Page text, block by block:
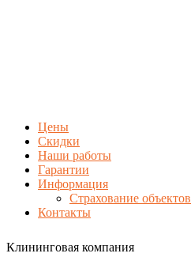
Цены
Скидки
Наши работы
Гарантии
Информация
Страхование объектов
Контакты
Клининговая компания